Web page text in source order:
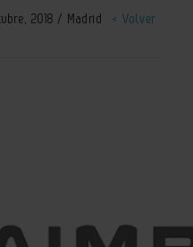
2018 / Madrid < Volver